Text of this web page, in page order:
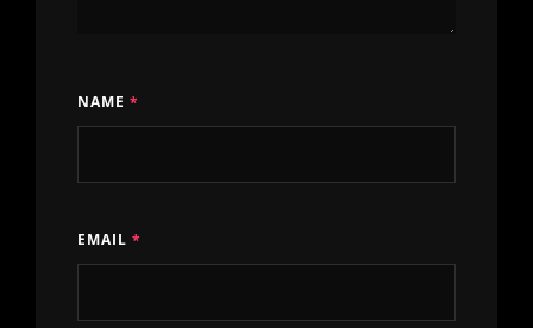
NAME *
EMAIL *